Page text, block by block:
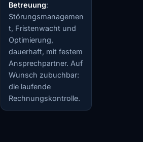
Betreuung:
Störungsmanagemen
t, Fristenwacht und
Optimierung,
dauerhaft, mit festem
Ansprechpartner. Auf
Wunsch zubuchbar:
die laufende
Rechnungskontrolle.